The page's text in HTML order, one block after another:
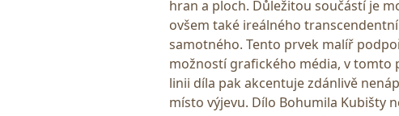
hran a ploch. Důležitou součástí je
ovšem také ireálného
samotného. Tento prvek malíř
možností grafického média, v tomto
linii díla pak akcentuje zdánlivě
místo výjevu. Dílo Bohumila Kubišty